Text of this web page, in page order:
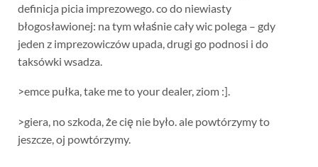
definicja picia imprezowego. co do niewiasty
błogosławionej: na tym właśnie cały wic polega – gdy
jeden z imprezowiczów upada, drugi go podnosi i do
taksówki wsadza.
>emce pułka, take me to your dealer, ziom :].
>giera, no szkoda, że cię nie było. ale powtórzymy to
jeszcze, oj powtórzymy.